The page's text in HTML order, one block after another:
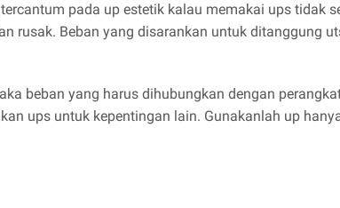
pada up estetik kalau memakai ups tidak
rusak. Beban yang disarankan untuk ditanggung
beban yang harus dihubungkan dengan
ups untuk kepentingan lain. Gunakanlah up